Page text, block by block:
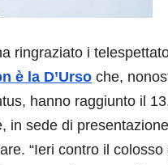
ringraziato i
è la D’Urso che,
hanno raggiunto il
in sede di
“Ieri contro il colosso